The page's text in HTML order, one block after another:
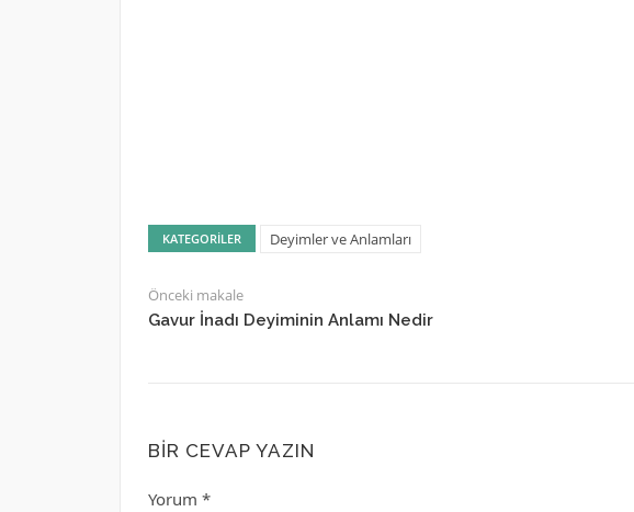
KATEGORILER Deyimler ve Anlamları
Önceki makale
Gavur İnadı Deyiminin Anlamı Nedir
BIR CEVAP YAZIN
Yorum *